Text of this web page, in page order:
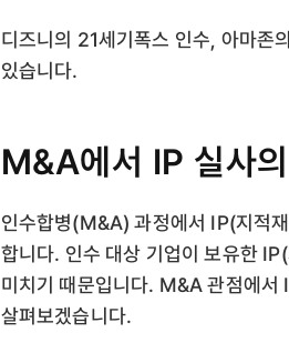
디즈니의 21세기폭스 인수, 아마
있습니다.
M&A에서 IP 실사
인수합병(M&A) 과정에서 IP(지적
합니다. 인수 대상 기업이 보유한
미치기 때문입니다. M&A 관점에서
살펴보겠습니다.